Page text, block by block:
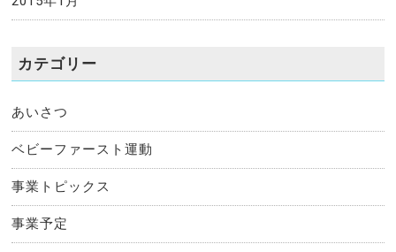
カテゴリー
あいさつ
ベビーファースト運動
事業トピックス
事業予定